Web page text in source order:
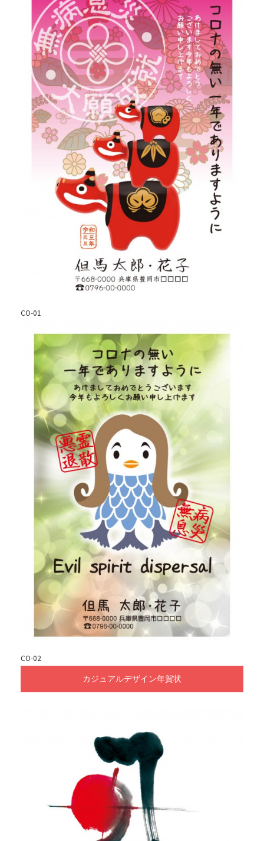
CO-01
CO-02
カジュアルデザイン年賀状